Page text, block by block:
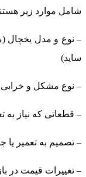
شامل موارد زیر
– نوع و مدل یخچال
ساید)
– نوع مشکل و خرابی
– قطعاتی که نیاز به
– تصمیم به تعمیر یا
– تغییرات قیمت در